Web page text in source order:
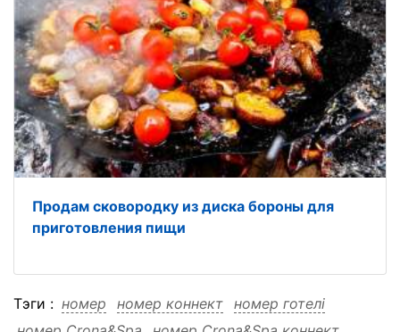
Продам cковородку из диска бороны для
приготовления пищи
Тэги : номер номер коннект номер готелі